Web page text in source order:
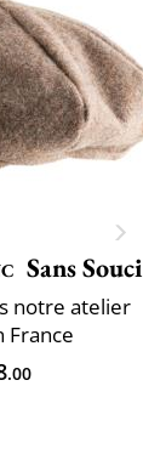
Sans Souci
notre atelier
France
.00